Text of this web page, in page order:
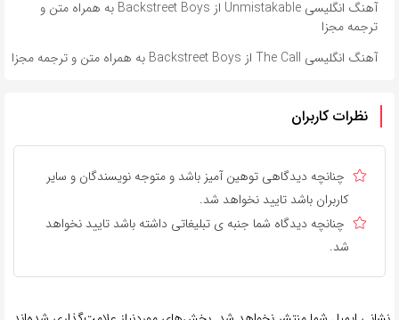
آهنگ انگلیسی Unmistakable از Backstreet Boys به همراه متن و
ترجمه مجزا
آهنگ انگلیسی The Call از Backstreet Boys به همراه متن و ترجمه مجزا
نظرات کاربران
چنانچه دیدگاهی توهین آمیز باشد و متوجه نویسندگان و سایر
کاربران باشد تایید نخواهد شد.
چنانچه دیدگاه شما جنبه ی تبلیغاتی داشته باشد تایید نخواهد
شد.